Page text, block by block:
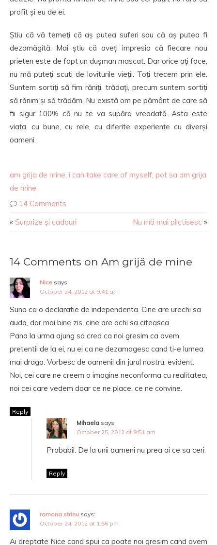
profit și eu de ei.
Știu că vă temeți că aș putea suferi sau că aș putea fi
dezamăgită. Mai știu că aveți impresia că fiecare nou
prieten este de fapt un dușman mascat. Dar orice ați face,
nu mă puteți scuti de loviturile vieții. Toți trecem prin ele.
Suntem sortiți să fim răniți, trădați, precum suntem sortiți
să rănim și să trădăm. Nu există om pe pământ de care să
fii sigur 100% că nu te va supăra vreodată. Asta este
viața, cu bune, cu rele, cu diferite experiențe cu diverși
oameni.
am grija de mine, i can take care of myself, pot sa am grija
de mine
14 Comments
« Surprize și cadouri Nu mă mai plictisesc »
14 Comments on Am grijă de mine
Nice says:
October 24, 2012 at 9:41 am
Suna ca o declaratie de independenta. Cine are urechi sa
auda, dar mai bine zis, cine are ochi sa citeasca.
Pana la urma ajung sa cred ca noi gresim ca avem
pretentii de la ei, nu ei ca ne dezamagesc cand ti-e lumea
mai draga. Vorbesc de oamenii din jurul nostru, evident.
Noi, cei care ne creem o imagine neconforma cu realitatea,
noi cei care vedem doar ce ne place, ce ne convine.
Reply
Mihaela says:
October 25, 2012 at 9:51 am
Probabil. De la unii oameni nu prea ai ce sa ceri.
Reply
ramona strinu says:
October 24, 2012 at 1:56 pm
Ai dreptate Nice cand spui ca poate noi gresim cand avem